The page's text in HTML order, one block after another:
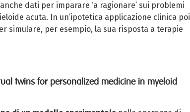
dati per imparare ‘a ragionare’ sui problemi
acuta. In un’ipotetica applicazione clinica poi
simulare, per esempio, la sua risposta a terapie
twins for personalized medicine in myeloid